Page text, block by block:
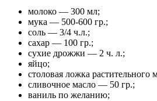
молоко — 300 мл;
мука — 500-600 гр.;
соль — 3/4 ч.л.;
сахар — 100 гр.;
сухие дрожжи — 2 ч. л.;
яйцо;
столовая ложка растительного
сливочное масло — 50 гр.;
ваниль по желанию;